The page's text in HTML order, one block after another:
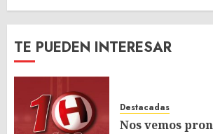
TE PUEDEN INTERESAR
Destacadas
Nos vemos